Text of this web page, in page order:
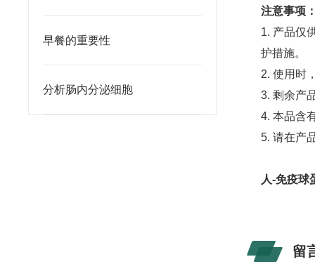
早餐的重要性
分析肠内分泌细胞
注意事项
1. 产品仅
护措施。
2. 使用时
3. 剩余产
4. 本品含
5. 请在产
人-免疫球
留